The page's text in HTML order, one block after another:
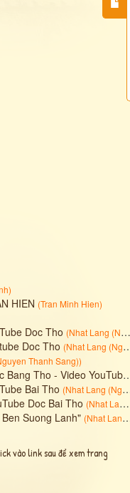
)
HIEN (Tran Minh Hien)
Doc Tho (Nhat Lang (Nguyen Thanh Sang)
Doc Tho (Nhat Lang (Nguyen Thanh Sang)
Thanh Sang))
Tho - Video YouTube Bai Tho
Bai Tho (Nhat Lang (Nguyen Thanh Sang)
Doc Bai Tho (Nhat Lang (Nguyen Thanh Sang)
Suong Lanh" (Nhat Lang (Nguyen Thanh Sang)
vào link sau để xem trang